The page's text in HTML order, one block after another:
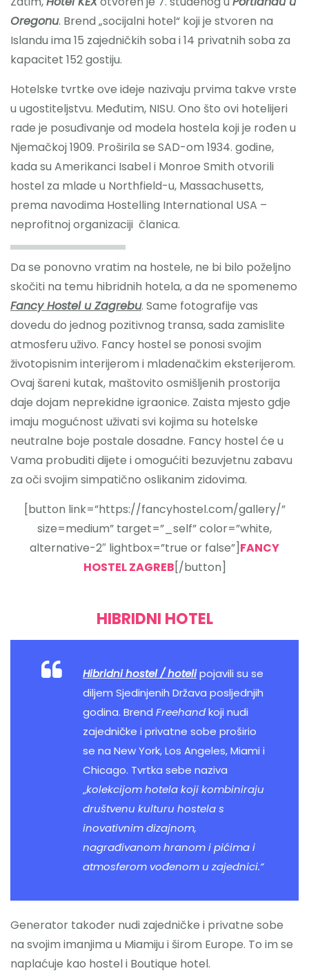
Oregonu. Brend „socijalni hotel“ koji je stvoren na
Islandu ima 15 zajedničkih soba i 14 privatnih soba za
kapacitet 152 gostiju.
Hotelske tvrtke ove ideje nazivaju prvima takve vrste
u ugostiteljstvu. Međutim, NISU. Ono što ovi hotelijeri
rade je posuđivanje od modela hostela koji je rođen u
Njemačkoj 1909. Proširila se SAD-om 1934. godine,
kada su Amerikanci Isabel i Monroe Smith otvorili
hostel za mlade u Northfield-u, Massachusetts,
prema navodima Hostelling International USA –
neprofitnoj organizaciji članica.
Da se ponovno vratim na hostele, ne bi bilo poželjno
skočiti na temu hibridnih hotela, a da ne spomenemo
Fancy Hostel u Zagrebu. Same fotografije vas
dovedu do jednog pozitivnog transa, sada zamislite
atmosferu uživo. Fancy hostel se ponosi svojim
životopisnim interijerom i mladenačkim eksterijerom.
Ovaj šareni kutak, maštovito osmišljenih prostorija
daje dojam neprekidne igraonice. Zaista mjesto gdje
imaju mogućnost uživati svi kojima su hotelske
neutralne boje postale dosadne. Fancy hostel će u
Vama probuditi dijete i omogućiti bezuvjetnu zabavu
za oči svojim simpatično oslikanim zidovima.
[button link=”https://fancyhostel.com/gallery/”
size=medium” target=”_self” color=”white,
alternative-2″ lightbox=”true or false”]FANCY
HOSTEL ZAGREB[/button]
HIBRIDNI HOTEL
Hibridni hostel / hotelipojavili su se
diljem Sjedinjenih Država posljednjih
godina. Brend Freehandkoji nudi
zajedničke i privatne sobe proširio
se na New York, Los Angeles, Miami i
Chicago. Tvrtka sebe naziva
„kolekcijom hotela koji kombiniraju
društvenu kulturu hostela s
inovativnim dizajnom,
nagrađivanom hranom i pićima i
atmosferom vođenom u zajednici.“
Generator također nudi zajedničke i privatne sobe
na svojim imanjima u Miamiju i širom Europe. To im se
naplaćuje kao hostel i Boutique hotel.